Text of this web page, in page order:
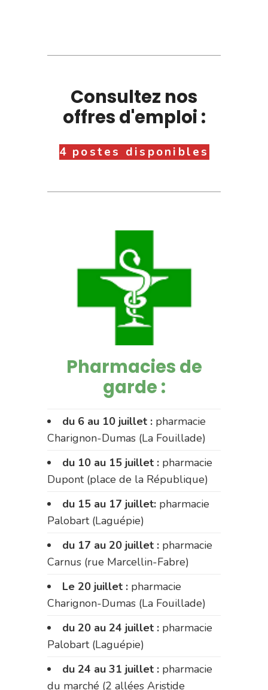
Consultez nos
offres d'emploi :
4 postes disponibles
Pharmacies de
garde :
du 6 au 10 juillet : pharmacie
Charignon-Dumas (La Fouillade)
du 10 au 15 juillet : pharmacie
Dupont (place de la République)
du 15 au 17 juillet: pharmacie
Palobart (Laguépie)
du 17 au 20 juillet : pharmacie
Carnus (rue Marcellin-Fabre)
Le 20 juillet : pharmacie
Charignon-Dumas (La Fouillade)
du 20 au 24 juillet : pharmacie
Palobart (Laguépie)
du 24 au 31 juillet : pharmacie
du marché (2 allées Aristide